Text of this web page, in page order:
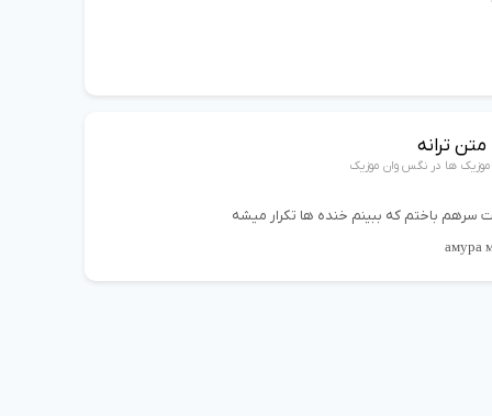
ترانه
ها در نگس وان موزیک
سرهم باختم که ببینم خنده ها تکرار میشه